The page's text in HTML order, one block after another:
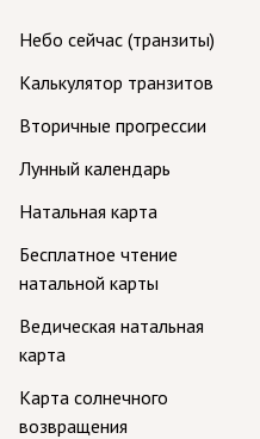
Небо сейчас (транзиты)
Калькулятор транзитов
Вторичные прогрессии
Лунный календарь
Натальная карта
Бесплатное чтение
натальной карты
Ведическая натальная
карта
Карта солнечного
возвращения